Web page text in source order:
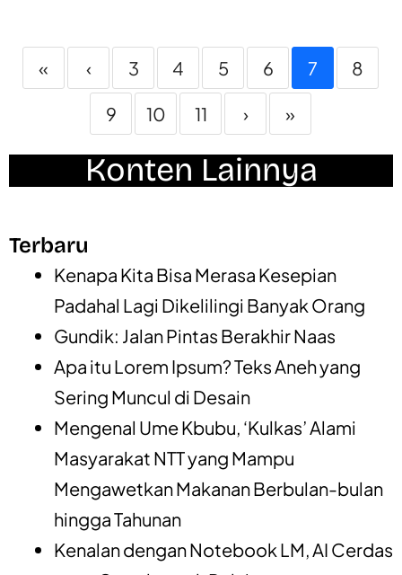
« ‹ 3 4 5 6 7 8
9 10 11 › »
Konten Lainnya
Terbaru
Kenapa Kita Bisa Merasa Kesepian
Padahal Lagi Dikelilingi Banyak Orang
Gundik: Jalan Pintas Berakhir Naas
Apa itu Lorem Ipsum? Teks Aneh yang
Sering Muncul di Desain
Mengenal Ume Kbubu, ‘Kulkas’ Alami
Masyarakat NTT yang Mampu
Mengawetkan Makanan Berbulan-bulan
hingga Tahunan
Kenalan dengan Notebook LM, AI Cerdas